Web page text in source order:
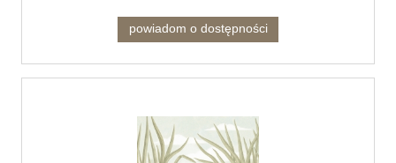
powiadom o dostępności